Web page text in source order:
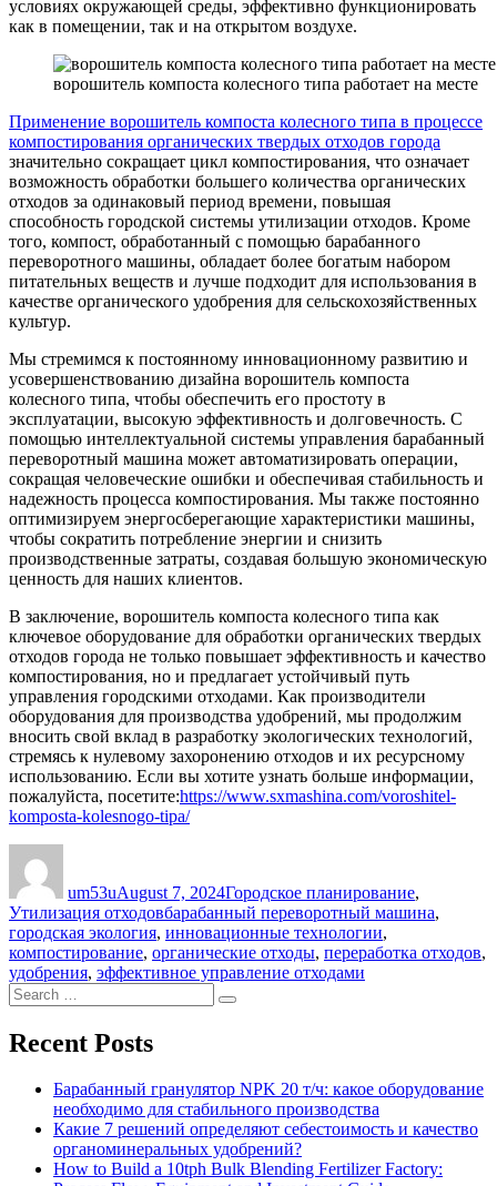
условиях окружающей среды, эффективно функционировать
как в помещении, так и на открытом воздухе.
ворошитель компоста колесного типа работает на месте
Применение ворошитель компоста колесного типа в процессе
компостирования органических твердых отходов города
значительно сокращает цикл компостирования, что означает
возможность обработки большего количества органических
отходов за одинаковый период времени, повышая
способность городской системы утилизации отходов. Кроме
того, компост, обработанный с помощью барабанного
переворотного машины, обладает более богатым набором
питательных веществ и лучше подходит для использования в
качестве органического удобрения для сельскохозяйственных
культур.
Мы стремимся к постоянному инновационному развитию и
усовершенствованию дизайна ворошитель компоста
колесного типа, чтобы обеспечить его простоту в
эксплуатации, высокую эффективность и долговечность. С
помощью интеллектуальной системы управления барабанный
переворотный машина может автоматизировать операции,
сокращая человеческие ошибки и обеспечивая стабильность и
надежность процесса компостирования. Мы также постоянно
оптимизируем энергосберегающие характеристики машины,
чтобы сократить потребление энергии и снизить
производственные затраты, создавая большую экономическую
ценность для наших клиентов.
В заключение, ворошитель компоста колесного типа как
ключевое оборудование для обработки органических твердых
отходов города не только повышает эффективность и качество
компостирования, но и предлагает устойчивый путь
управления городскими отходами. Как производители
оборудования для производства удобрений, мы продолжим
вносить свой вклад в разработку экологических технологий,
стремясь к нулевому захоронению отходов и их ресурсному
использованию. Если вы хотите узнать больше информации,
пожалуйста, посетите:https://www.sxmashina.com/voroshitel-
komposta-kolesnogo-tipa/
um53uAugust 7, 2024Городское планирование,
Утилизация отходовTags
барабанный переворотный машина,
городская экология, инновационные технологии,
компостирование, органические отходы, переработка отходов,
удобрения, эффективное управление отходами
Search
for:
Search
Recent Posts
Барабанный гранулятор NPK 20 т/ч: какое оборудование
необходимо для стабильного производства
Какие 7 решений определяют себестоимость и качество
органоминеральных удобрений?
How to Build a 10tph Bulk Blending Fertilizer Factory: